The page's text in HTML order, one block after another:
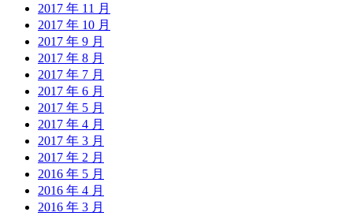
2017 年 11 月
2017 年 10 月
2017 年 9 月
2017 年 8 月
2017 年 7 月
2017 年 6 月
2017 年 5 月
2017 年 4 月
2017 年 3 月
2017 年 2 月
2016 年 5 月
2016 年 4 月
2016 年 3 月